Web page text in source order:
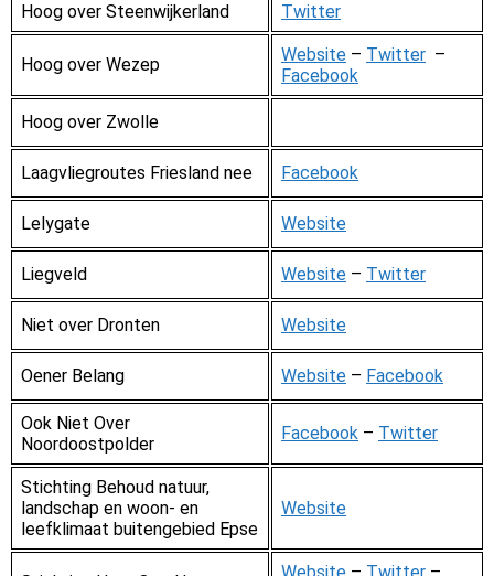
Hoog over Steenwijkerland Twitter
Hoog over Wezep Website – Twitter –
Facebook
Hoog over Zwolle
Laagvliegroutes Friesland nee Facebook
Lelygate Website
Liegveld Website – Twitter
Niet over Dronten Website
Oener Belang Website – Facebook
Ook Niet Over
Noordoostpolder
Facebook – Twitter
Stichting Behoud natuur,
landschap en woon- en
leefklimaat buitengebied Epse
Website